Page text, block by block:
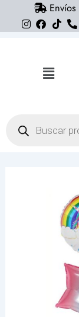
Flyout
productos